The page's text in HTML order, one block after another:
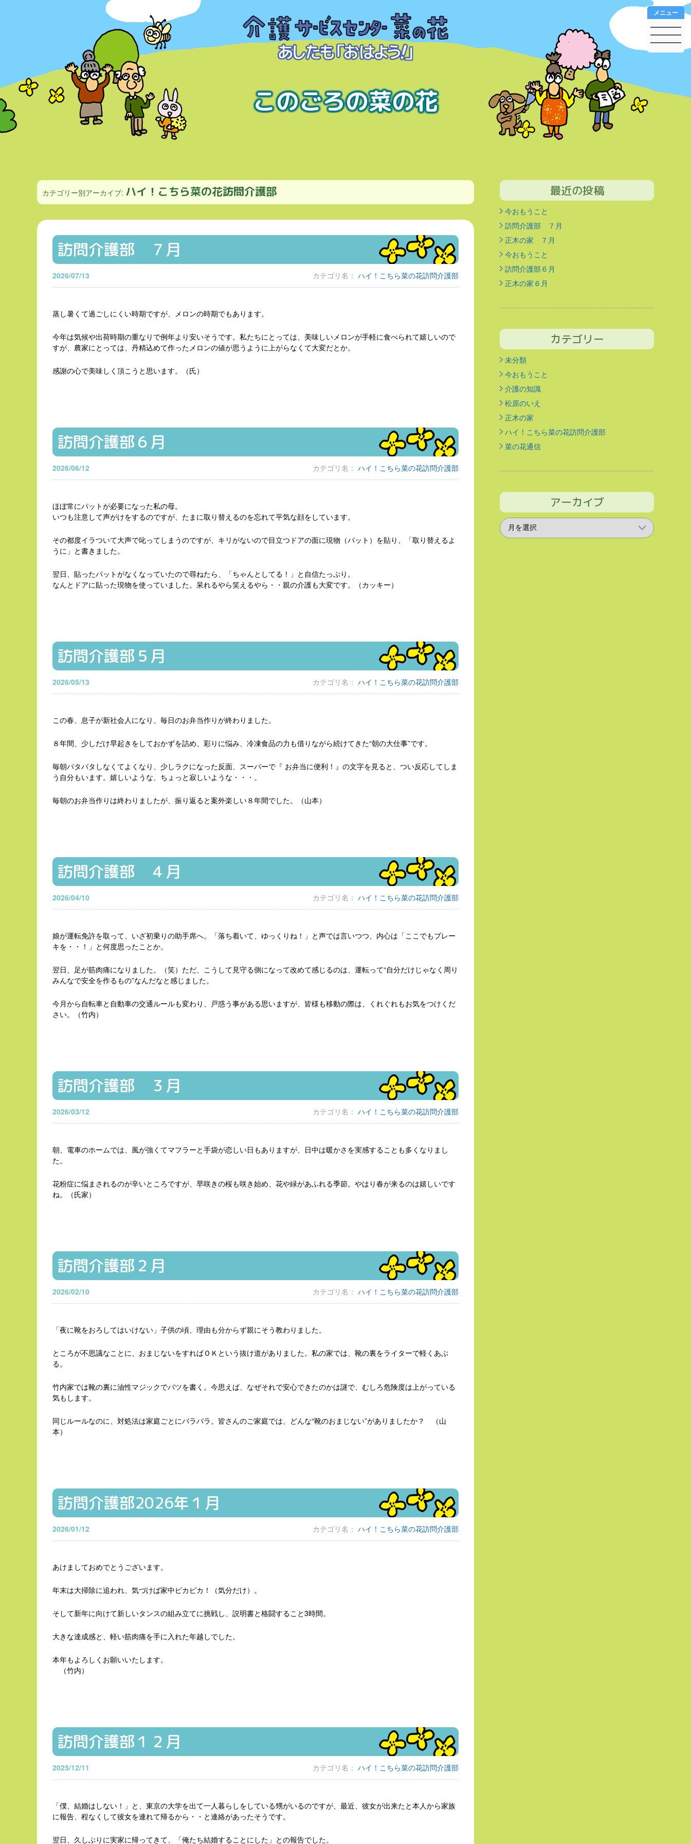
このごろの菜の花
メニュー
カテゴリー別アーカイブ: ハイ！こちら菜の花訪問介護部
訪問介護部 ７月
2026/07/13 カテゴリ名： ハイ！こちら菜の花訪問介護部
蒸し暑くて過ごしにくい時期ですが、メロンの時期でもあります。
今年は気候や出荷時期の重なりで例年より安いそうです。私たちにとっては、美味しいメロンが手軽に食べられて嬉しいので
すが、農家にとっては、丹精込めて作ったメロンの値が思うように上がらなくて大変だとか。
感謝の心で美味しく頂こうと思います。（氏）
訪問介護部６月
2026/06/12 カテゴリ名： ハイ！こちら菜の花訪問介護部
ほぼ常にパットが必要になった私の母。
いつも注意して声がけをするのですが、たまに取り替えるのを忘れて平気な顔をしています。
その都度イラついて大声で叱ってしまうのですが、キリがないので目立つドアの面に現物（パット）を貼り、「取り替えるよ
うに」と書きました。
翌日、貼ったパットがなくなっていたので尋ねたら、「ちゃんとしてる！」と自信たっぷり。
なんとドアに貼った現物を使っていました。呆れるやら笑えるやら・・親の介護も大変です。（カッキー）
訪問介護部５月
2026/05/13 カテゴリ名： ハイ！こちら菜の花訪問介護部
この春、息子が新社会人になり、毎日のお弁当作りが終わりました。
８年間、少しだけ早起きをしておかずを詰め、彩りに悩み、冷凍食品の力も借りながら続けてきた“朝の大仕事”です。
毎朝バタバタしなくてよくなり、少しラクになった反面、スーパーで『 お弁当に便利！』の文字を見ると、つい反応してしま
う自分もいます。嬉しいような、ちょっと寂しいような・・・。
毎朝のお弁当作りは終わりましたが、振り返ると案外楽しい８年間でした。（山本）
訪問介護部 ４月
2026/04/10 カテゴリ名： ハイ！こちら菜の花訪問介護部
娘が運転免許を取って、いざ初乗りの助手席へ。「落ち着いて、ゆっくりね！」と声では言いつつ、内心は「ここでもブレー
キを・・！」と何度思ったことか。
翌日、足が筋肉痛になりました。（笑）ただ、こうして見守る側になって改めて感じるのは、運転って“自分だけじゃなく周り
みんなで安全を作るもの”なんだなと感じました。
今月から自転車と自動車の交通ルールも変わり、戸惑う事がある思いますが、皆様も移動の際は、くれぐれもお気をつけくだ
さい。（竹内）
訪問介護部 ３月
2026/03/12 カテゴリ名： ハイ！こちら菜の花訪問介護部
朝、電車のホームでは、風が強くてマフラーと手袋が恋しい日もありますが、日中は暖かさを実感することも多くなりまし
た。
花粉症に悩まされるのが辛いところですが、早咲きの桜も咲き始め、花や緑があふれる季節。やはり春が来るのは嬉しいです
ね。（氏家）
訪問介護部２月
2026/02/10 カテゴリ名： ハイ！こちら菜の花訪問介護部
「夜に靴をおろしてはいけない」子供の頃、理由も分からず親にそう教わりました。
ところが不思議なことに、おまじないをすればＯＫという抜け道がありました。私の家では、靴の裏をライターで軽くあぶ
る。
竹内家では靴の裏に油性マジックでバツを書く。今思えば、なぜそれで安心できたのかは謎で、むしろ危険度は上がっている
気もします。
同じルールなのに、対処法は家庭ごとにバラバラ。皆さんのご家庭では、どんな“靴のおまじない”がありましたか？ （山
本）
訪問介護部2026年１月
2026/01/12 カテゴリ名： ハイ！こちら菜の花訪問介護部
あけましておめでとうございます。
年末は大掃除に追われ、気づけば家中ピカピカ！（気分だけ）。
そして新年に向けて新しいタンスの組み立てに挑戦し、説明書と格闘すること3時間。
大きな達成感と、軽い筋肉痛を手に入れた年越しでした。
本年もよろしくお願いいたします。
（竹内）
訪問介護部１２月
2025/12/11 カテゴリ名： ハイ！こちら菜の花訪問介護部
「僕、結婚はしない！」と、東京の大学を出て一人暮らしをしている甥がいるのですが、最近、彼女が出来たと本人から家族
に報告、程なくして彼女を連れて帰るから・・と連絡があったそうです。
翌日、久しぶりに実家に帰ってきて、「俺たち結婚することにした」との報告でした。
最近の投稿
今おもうこと
訪問介護部 ７月
正木の家 ７月
今おもうこと
訪問介護部６月
正木の家６月
カテゴリー
未分類
今おもうこと
介護の知識
松原のいえ
正木の家
ハイ！こちら菜の花訪問介護部
菜の花通信
アーカイブ